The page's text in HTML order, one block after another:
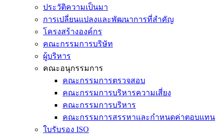
ประวัติความเป็นมา
การเปลี่ยนแปลงและพัฒนาการที่สำคัญ
โครงสร้างองค์กร
คณะกรรมการบริษัท
ผู้บริหาร
คณะอนุกรรมการ
คณะกรรมการตรวจสอบ
คณะกรรมการบริหารความเสี่ยง
คณะกรรมการบริหาร
คณะกรรมการสรรหาและกำหนดค่าตอบแทน
ใบรับรอง ISO